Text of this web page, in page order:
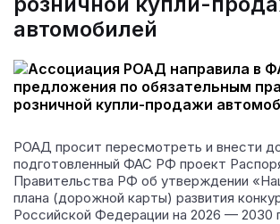
автомобилей
РОАД просит пересмотреть и внести
подготовленный ФАС РФ проект
Правительства РФ об утверждении
плана (дорожной карты) развития
Российской Федерации на 2026 — 2030